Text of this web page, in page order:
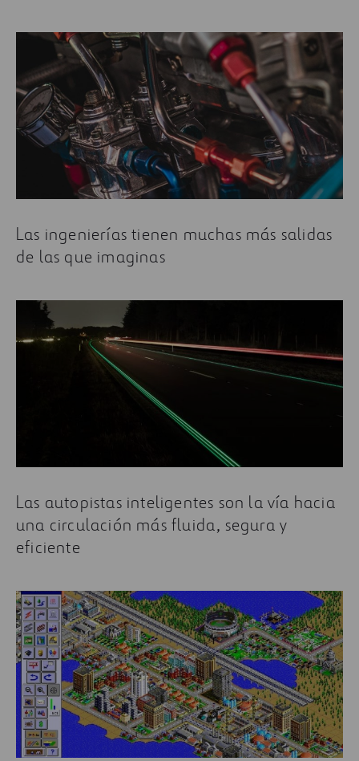
Las ingenierías tienen muchas más salidas
de las que imaginas
Las autopistas inteligentes son la vía hacia
una circulación más fluida, segura y
eficiente